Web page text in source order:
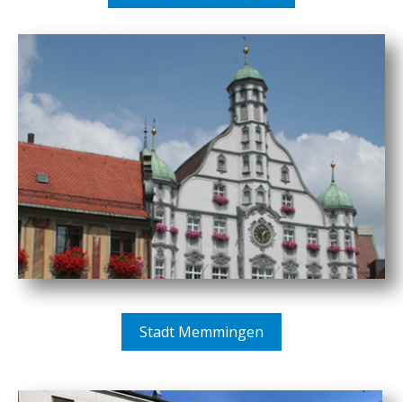
Stadt Memmingen